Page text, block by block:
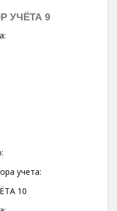
УЧЁТА 9
учета:
10